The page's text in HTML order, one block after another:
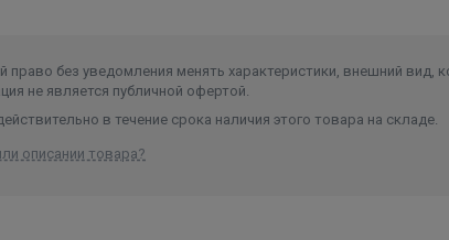
право без уведомления менять характеристики, внешний вид,
не является публичной офертой.
в течение срока наличия этого товара на складе.
описании товара?